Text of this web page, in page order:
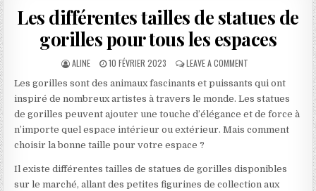
Les différentes tailles de statues de
gorilles pour tous les espaces
AUTHOR:
ALINE PUBLISHED DATE:
10 FÉVRIER 2023 LEAVE A COMMENTON LES
Les gorilles sont des animaux fascinants et puissants qui ont
inspiré de nombreux artistes à travers le monde. Les statues
de gorilles peuvent ajouter une touche d’élégance et de force à
n’importe quel espace intérieur ou extérieur. Mais comment
choisir la bonne taille pour votre espace ?
Il existe différentes tailles de statues de gorilles disponibles
sur le marché, allant des petites figurines de collection aux